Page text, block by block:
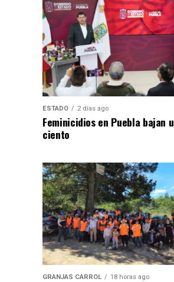
ESTADO 2 días ago
Feminicidios en Puebla bajan
ciento
GRANJAS CARROL 18 horas ago